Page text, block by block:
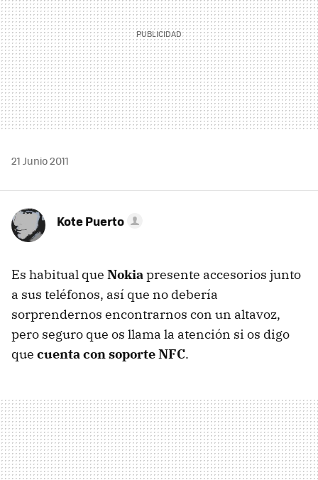
21 Junio 2011
Kote Puerto
Es habitual que Nokiapresente accesorios junto
a sus teléfonos, así que no debería
sorprendernos encontrarnos con un altavoz,
pero seguro que os llama la atención si os digo
que cuenta con soporte NFC.